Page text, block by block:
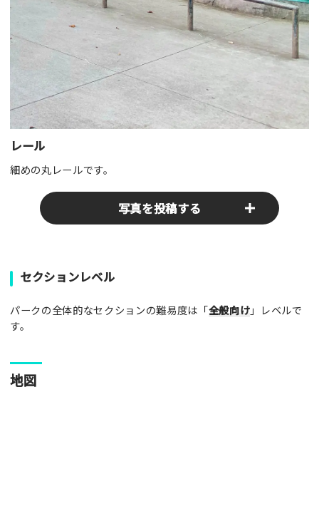
レール
細めの丸レールです。
写真を投稿する
パークやスポットの写真をぜひお送りください！あなたの写真
がみんなの参考となります！
写真
[text photo1alt placeholder "写真の解説※任意]
セクションレベル
パークの全体的なセクションの難易度は「全般向け」レベルで
す。
地図